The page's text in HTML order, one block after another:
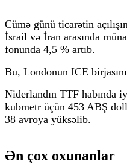
Cümə günü ticarətin
İsrail və İran arasında
fonunda 4,5 % artıb.
Bu, Londonun ICE
Niderlandın TTF habında
kubmetr üçün 453 ABŞ
38 avroya yüksəlib.
Ən çox oxunanlar